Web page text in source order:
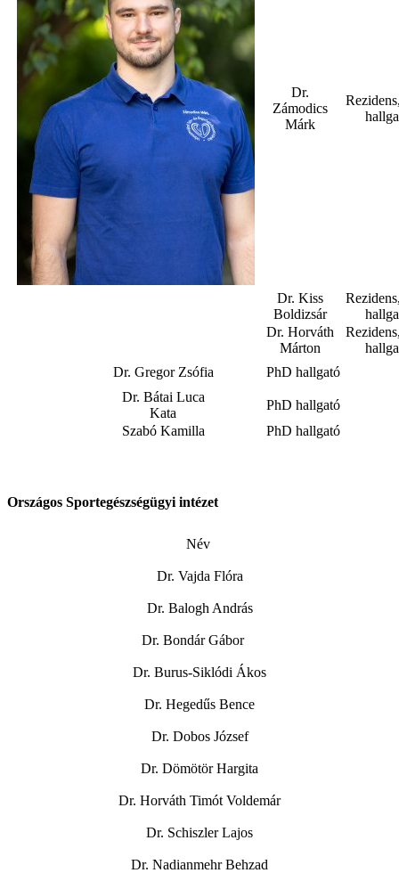
Dr.
Zámodics
Márk
Dr. Kiss
Boldizsár
Dr. Horváth
Márton
Dr. Gregor Zsófia
PhD hallgató
Dr. Bátai Luca
Kata
PhD hallgató
Szabó Kamilla
PhD hallgató
Országos Sportegészségügyi intézet
Név
Dr. Vajda Flóra
Dr. Balogh András
Dr. Bondár Gábor
Dr. Burus-Siklódi Ákos
Dr. Hegedűs Bence
Dr. Dobos József
Dr. Dömötör Hargita
Dr. Horváth Timót Voldemár
Dr. Schiszler Lajos
Dr. Nadianmehr Behzad